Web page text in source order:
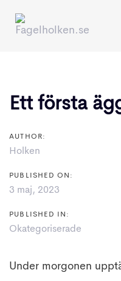
links
Skip
content
Ett första
AUTHOR:
Holken
PUBLISHED ON:
3 maj, 2023
PUBLISHED IN:
Okategoriserade
Under morgonen
navigation